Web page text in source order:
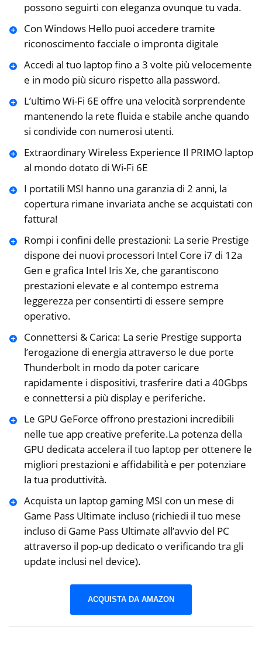
possono seguirti con eleganza ovunque tu vada.
Con Windows Hello puoi accedere tramite
riconoscimento facciale o impronta digitale
Accedi al tuo laptop fino a 3 volte più velocemente
e in modo più sicuro rispetto alla password.
L’ultimo Wi-Fi 6E offre una velocità sorprendente
mantenendo la rete fluida e stabile anche quando
si condivide con numerosi utenti.
Extraordinary Wireless Experience Il PRIMO laptop
al mondo dotato di Wi-Fi 6E
I portatili MSI hanno una garanzia di 2 anni, la
copertura rimane invariata anche se acquistati con
fattura!
Rompi i confini delle prestazioni: La serie Prestige
dispone dei nuovi processori Intel Core i7 di 12a
Gen e grafica Intel Iris Xe, che garantiscono
prestazioni elevate e al contempo estrema
leggerezza per consentirti di essere sempre
operativo.
Connettersi & Carica: La serie Prestige supporta
l’erogazione di energia attraverso le due porte
Thunderbolt in modo da poter caricare
rapidamente i dispositivi, trasferire dati a 40Gbps
e connettersi a più display e periferiche.
Le GPU GeForce offrono prestazioni incredibili
nelle tue app creative preferite.La potenza della
GPU dedicata accelera il tuo laptop per ottenere le
migliori prestazioni e affidabilità e per potenziare
la tua produttività.
Acquista un laptop gaming MSI con un mese di
Game Pass Ultimate incluso (richiedi il tuo mese
incluso di Game Pass Ultimate all’avvio del PC
attraverso il pop-up dedicato o verificando tra gli
update inclusi nel device).
ACQUISTA DA AMAZON